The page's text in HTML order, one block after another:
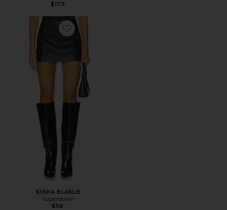
$179
Favorite ЮБКА BLAKLIE
ЮБКА BLAKLIE
superdown
$56